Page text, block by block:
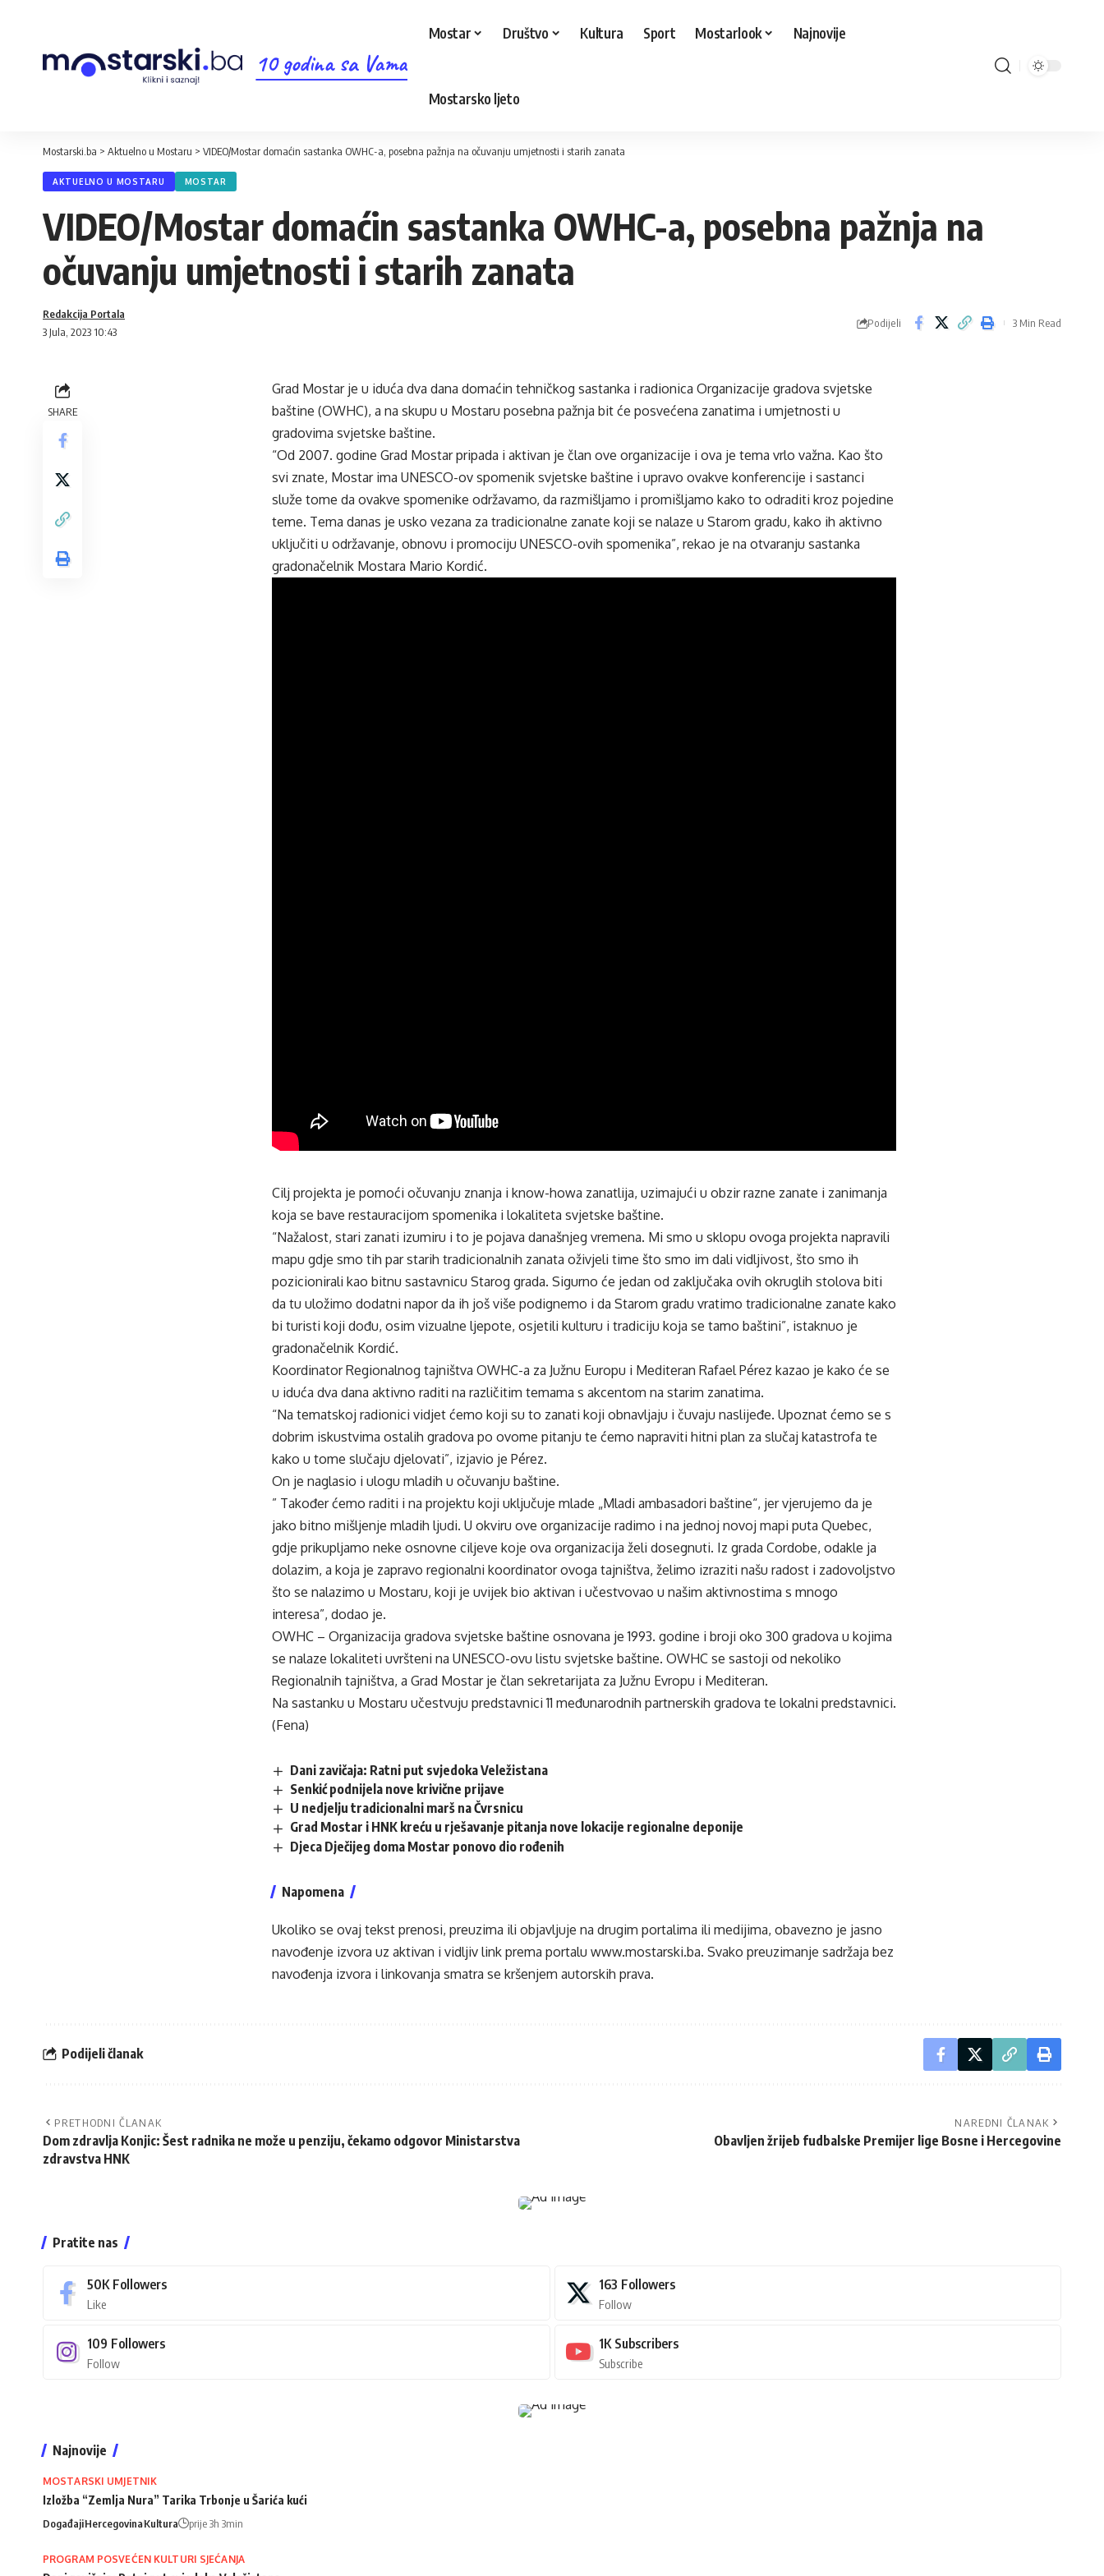
10 godina sa Vama
Mostar Društvo Kultura Sport Mostarlook Najnovije
Mostarsko ljeto
Mostarski.ba > Aktuelno u Mostaru > VIDEO/Mostar domaćin sastanka OWHC-a, posebna pažnja na očuvanju umjetnosti i starih zanata
AKTUELNO U MOSTARU MOSTAR
VIDEO/Mostar domaćin sastanka OWHC-a, posebna pažnja na
očuvanju umjetnosti i starih zanata
3 Jula, 2023 10:43
Redakcija Portala
Podijeli 3 Min Read
SHARE
Grad Mostar je u iduća dva dana domaćin tehničkog sastanka i radionica Organizacije gradova svjetske
baštine (OWHC), a na skupu u Mostaru posebna pažnja bit će posvećena zanatima i umjetnosti u
gradovima svjetske baštine.
“Od 2007. godine Grad Mostar pripada i aktivan je član ove organizacije i ova je tema vrlo važna. Kao što
svi znate, Mostar ima UNESCO-ov spomenik svjetske baštine i upravo ovakve konferencije i sastanci
služe tome da ovakve spomenike održavamo, da razmišljamo i promišljamo kako to odraditi kroz pojedine
teme. Tema danas je usko vezana za tradicionalne zanate koji se nalaze u Starom gradu, kako ih aktivno
uključiti u održavanje, obnovu i promociju UNESCO-ovih spomenika”, rekao je na otvaranju sastanka
gradonačelnik Mostara Mario Kordić.
Cilj projekta je pomoći očuvanju znanja i know-howa zanatlija, uzimajući u obzir razne zanate i zanimanja
koja se bave restauracijom spomenika i lokaliteta svjetske baštine.
“Nažalost, stari zanati izumiru i to je pojava današnjeg vremena. Mi smo u sklopu ovoga projekta napravili
mapu gdje smo tih par starih tradicionalnih zanata oživjeli time što smo im dali vidljivost, što smo ih
pozicionirali kao bitnu sastavnicu Starog grada. Sigurno će jedan od zaključaka ovih okruglih stolova biti
da tu uložimo dodatni napor da ih još više podignemo i da Starom gradu vratimo tradicionalne zanate kako
bi turisti koji dođu, osim vizualne ljepote, osjetili kulturu i tradiciju koja se tamo baštini”, istaknuo je
gradonačelnik Kordić.
Koordinator Regionalnog tajništva OWHC-a za Južnu Europu i Mediteran Rafael Pérez kazao je kako će se
u iduća dva dana aktivno raditi na različitim temama s akcentom na starim zanatima.
“Na tematskoj radionici vidjet ćemo koji su to zanati koji obnavljaju i čuvaju naslijeđe. Upoznat ćemo se s
dobrim iskustvima ostalih gradova po ovome pitanju te ćemo napraviti hitni plan za slučaj katastrofa te
kako u tome slučaju djelovati”, izjavio je Pérez.
On je naglasio i ulogu mladih u očuvanju baštine.
” Također ćemo raditi i na projektu koji uključuje mlade „Mladi ambasadori baštine“, jer vjerujemo da je
jako bitno mišljenje mladih ljudi. U okviru ove organizacije radimo i na jednoj novoj mapi puta Quebec,
gdje prikupljamo neke osnovne ciljeve koje ova organizacija želi dosegnuti. Iz grada Cordobe, odakle ja
dolazim, a koja je zapravo regionalni koordinator ovoga tajništva, želimo izraziti našu radost i zadovoljstvo
što se nalazimo u Mostaru, koji je uvijek bio aktivan i učestvovao u našim aktivnostima s mnogo
interesa”, dodao je.
OWHC – Organizacija gradova svjetske baštine osnovana je 1993. godine i broji oko 300 gradova u kojima
se nalaze lokaliteti uvršteni na UNESCO-ovu listu svjetske baštine. OWHC se sastoji od nekoliko
Regionalnih tajništva, a Grad Mostar je član sekretarijata za Južnu Evropu i Mediteran.
Na sastanku u Mostaru učestvuju predstavnici 11 međunarodnih partnerskih gradova te lokalni predstavnici.
(Fena)
Dani zavičaja: Ratni put svjedoka Veležistana
Senkić podnijela nove krivične prijave
U nedjelju tradicionalni marš na Čvrsnicu
Grad Mostar i HNK kreću u rješavanje pitanja nove lokacije regionalne deponije
Djeca Dječijeg doma Mostar ponovo dio rođenih
Napomena
Ukoliko se ovaj tekst prenosi, preuzima ili objavljuje na drugim portalima ili medijima, obavezno je jasno
navođenje izvora uz aktivan i vidljiv link prema portalu www.mostarski.ba. Svako preuzimanje sadržaja bez
navođenja izvora i linkovanja smatra se kršenjem autorskih prava.
Podijeli članak
PRETHODNI ČLANAK
Dom zdravlja Konjic: Šest radnika ne može u penziju, čekamo odgovor Ministarstva
zdravstva HNK
NAREDNI ČLANAK
Obavljen žrijeb fudbalske Premijer lige Bosne i Hercegovine
Pratite nas
50K Followers
Like
163 Followers
Follow
109 Followers
Follow
1K Subscribers
Subscribe
Najnovije
MOSTARSKI UMJETNIK
Izložba “Zemlja Nura” Tarika Trbonje u Šarića kući
DogađajiHercegovinaKultura prije 3h 3min
PROGRAM POSVEĆEN KULTURI SJEĆANJA